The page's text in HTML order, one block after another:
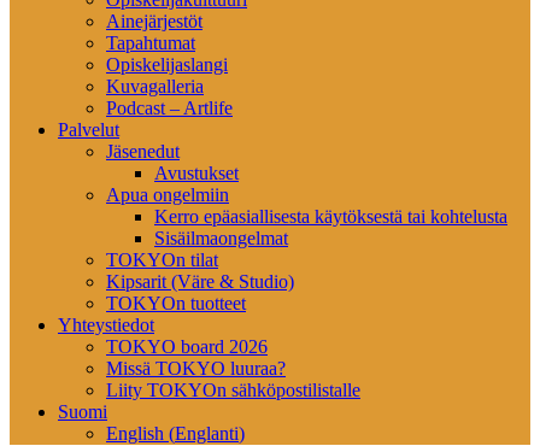
Ainejärjestöt
Tapahtumat
Opiskelijaslangi
Kuvagalleria
Podcast – Artlife
Palvelut
Jäsenedut
Avustukset
Apua ongelmiin
Kerro epäasiallisesta käytöksestä tai kohtelusta
Sisäilmaongelmat
TOKYOn tilat
Kipsarit (Väre & Studio)
TOKYOn tuotteet
Yhteystiedot
TOKYO board 2026
Missä TOKYO luuraa?
Liity TOKYOn sähköpostilistalle
Suomi
English (Englanti)